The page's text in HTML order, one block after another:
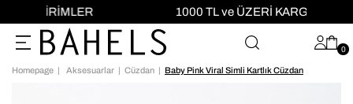
1000 TL ve ÜZERİ KARGO ÜCRETSİZ!
0
Homepage Aksesuarlar Cüzdan Baby Pink Viral Simli Kartlık Cüzdan